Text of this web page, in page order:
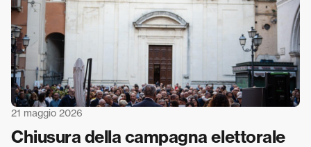
21 maggio 2026
Chiusura della campagna elettorale